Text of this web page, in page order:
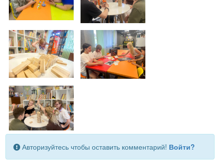
Авторизуйтесь чтобы оставить комментарий! Войти?